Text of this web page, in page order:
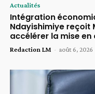
Actualités
Intégration
Ndayishimiye reçoit
accélérer la mise en
Redaction LM - août 6, 2026